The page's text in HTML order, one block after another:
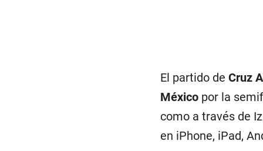
El partido deCruz
México por la
como a través de
en iPhone, iPad,